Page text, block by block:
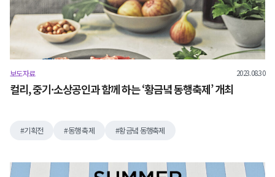
보도자료 2023.08.30
컬리, 중기·소상공인과 함께 하는 ‘황금녘 동행축제’ 개최
기획전 동행 축제 황금녘 동행축제